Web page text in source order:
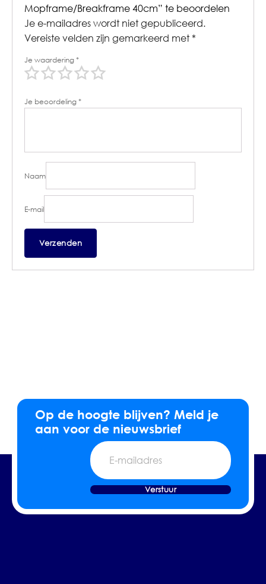
Mopframe/Breakframe 40cm” te beoordelen
Je e-mailadres wordt niet gepubliceerd.
Vereiste velden zijn gemarkeerd met *
Je waardering*
Je beoordeling*
Naam
E-mail
Op de hoogte blijven? Meld je
aan voor de nieuwsbrief
E-
mailadres
Verstuur